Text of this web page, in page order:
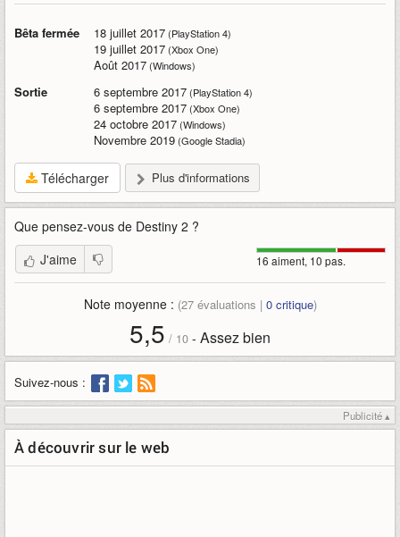
Bêta fermée 18 juillet 2017(PlayStation 4)
19 juillet 2017(Xbox One)
Août 2017(Windows)
Sortie 6 septembre 2017(PlayStation 4)
6 septembre 2017(Xbox One)
24 octobre 2017(Windows)
Novembre 2019(Google Stadia)
Télécharger Plus d'informations
Que pensez-vous de Destiny 2 ?
16 aiment, 10 pas.
J'aime
Note moyenne : (27évaluations | 0critique)
5,5 / 10 - Assez bien
Suivez-nous :
Publicité ▴
À découvrir sur le web